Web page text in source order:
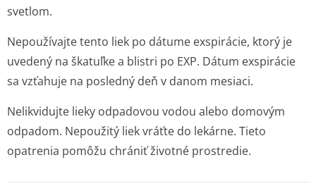
svetlom.
Nepoužívajte tento liek po dátume exspirácie, ktorý je
uvedený na škatuľke a blistri po EXP. Dátum exspirácie
sa vzťahuje na posledný deň v danom mesiaci.
Nelikvidujte lieky odpadovou vodou alebo domovým
odpadom. Nepoužitý liek vráťte do lekárne. Tieto
opatrenia pomôžu chrániť životné prostredie.